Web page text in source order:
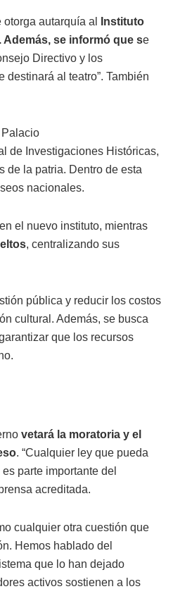
autarquía al
Instituto
Además, se informó que se
Directivo y los
al teatro”. También
Palacio
de Investigaciones Históricas,
de la patria. Dentro de esta
nacionales.
el nuevo instituto, mientras
, centralizando sus
pública y reducir los costos
cultural. Además, se busca
que los recursos
vetará la moratoria y el
. “Cualquier ley que pueda
parte importante del
acreditada.
cualquier otra cuestión que
Hemos hablado del
que lo han dejado
activos sostienen a los